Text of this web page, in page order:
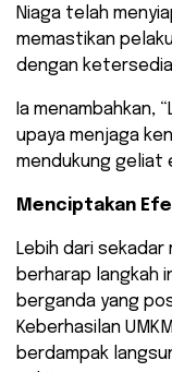
Niaga telah
memastikan
dengan
​Ia menambahkan,
upaya menjaga
mendukung geliat
Menciptakan
​Lebih dari
berharap langkah
berganda yang
Keberhasilan
berdampak